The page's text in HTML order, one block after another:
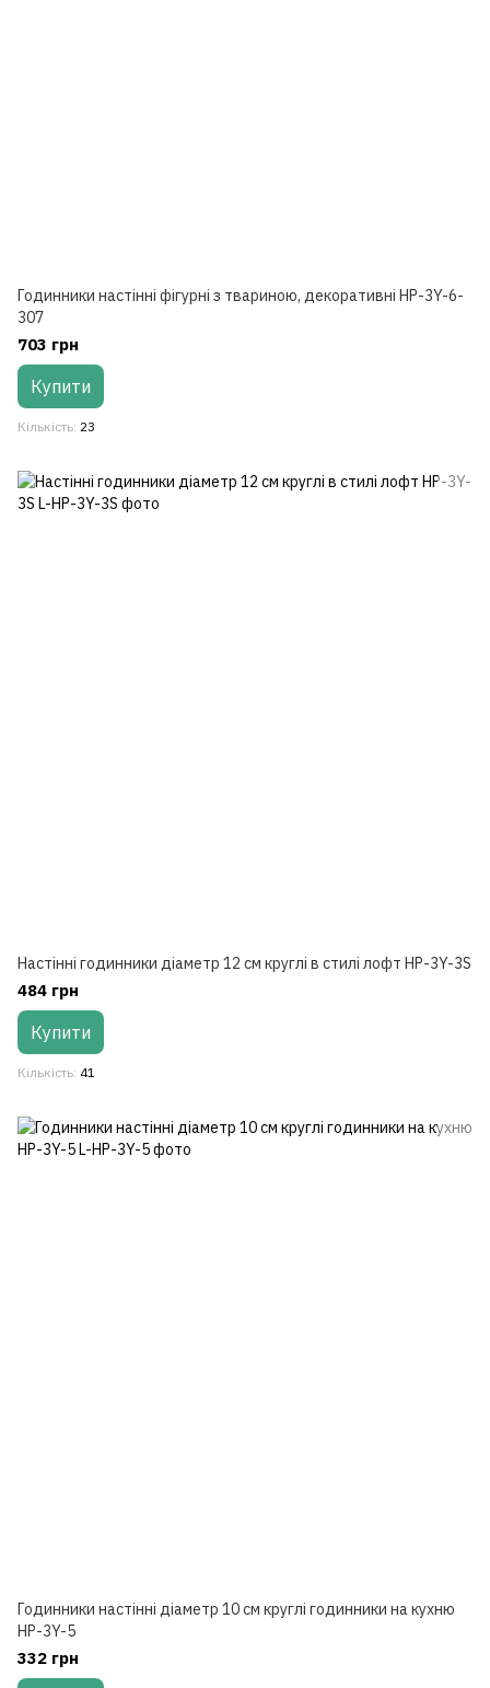
Годинники настінні фігурні з твариною, декоративні HP-3Y-6-
307
703 грн
Купити
Кількість 23
Настінні годинники діаметр 12 см круглі в стилі лофт HP-3Y-3S
484 грн
Купити
Кількість 41
Годинники настінні діаметр 10 см круглі годинники на кухню
HP-3Y-5
332 грн